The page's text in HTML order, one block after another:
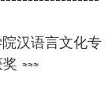
汉语言文化专
≈≈≈